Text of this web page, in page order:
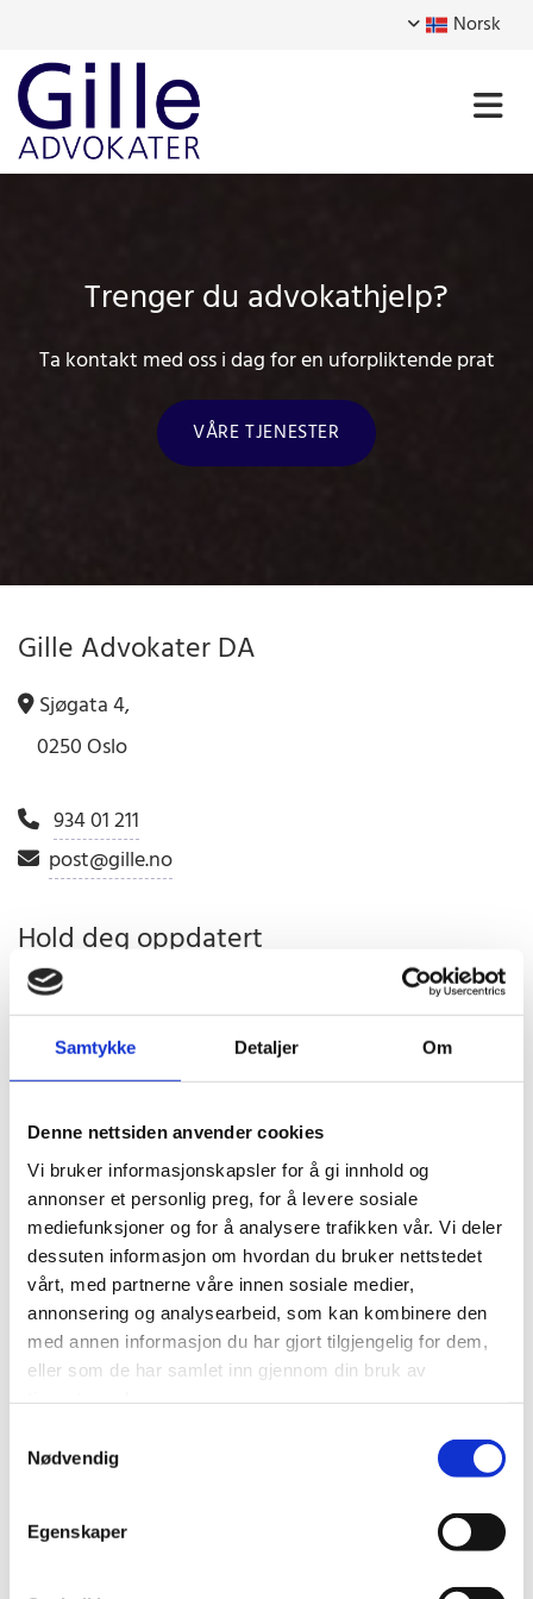
Samtykke Detaljer Om
Denne nettsiden anvender cookies
Vi bruker informasjonskapsler for å gi innhold og
annonser et personlig preg, for å levere sosiale
mediefunksjoner og for å analysere trafikken vår. Vi deler
dessuten informasjon om hvordan du bruker nettstedet
vårt, med partnerne våre innen sosiale medier,
annonsering og analysearbeid, som kan kombinere den
med annen informasjon du har gjort tilgjengelig for dem,
eller som de har samlet inn gjennom din bruk av
Nødvendig
Egenskaper
Norsk
Trenger du advokathjelp?
Ta kontakt med oss i dag for en uforpliktende prat
VÅRE TJENESTER
Gille Advokater DA
 Sjøgata 4,
0250 Oslo
 934 01 211
 post@gille.no
Hold deg oppdatert
Følg oss på sosiale medier og ta gjerne kontakt.
Åpningstider
Ma. - Fr.
09:00 - 16:00
Lø. - Sø.
Stengt
Kontakt oss
Navn*